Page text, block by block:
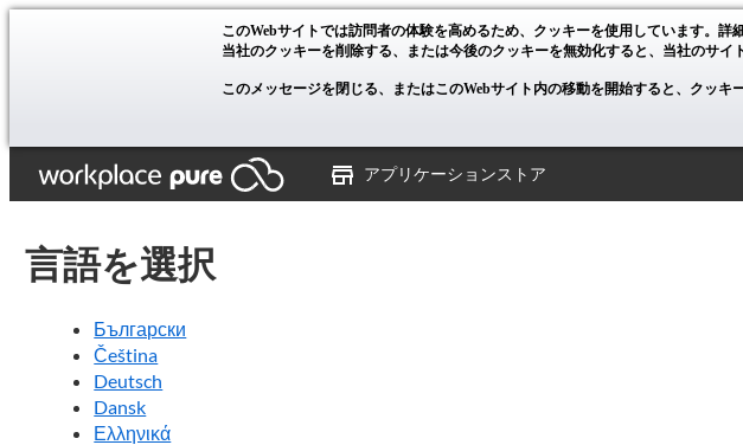
このWebサイトでは訪問者の体験を高めるため、クッキーを使用しています。詳
当社のクッキーを削除する、または今後のクッキーを無効化すると、当社のサ
このメッセージを閉じる、またはこのWebサイト内の移動を開始すると、クッキ
アプリケーションストア
言語を選択
Български
Čeština
Deutsch
Dansk
Ελληνικά